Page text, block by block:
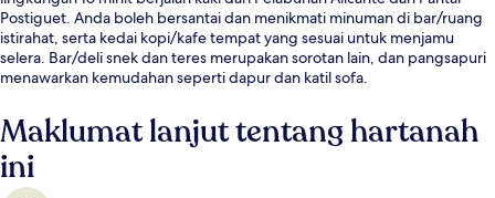
Postiguet. Anda boleh bersantai dan menikmati minuman di bar/ruang
istirahat, serta kedai kopi/kafe tempat yang sesuai untuk menjamu
selera. Bar/deli snek dan teres merupakan sorotan lain, dan pangsapuri
menawarkan kemudahan seperti dapur dan katil sofa.
Maklumat lanjut tentang hartanah
ini